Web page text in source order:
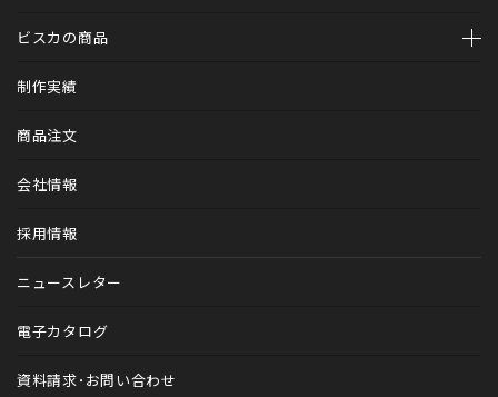
ビスカの商品
制作実績
商品注文
会社情報
採用情報
ニュースレター
電子カタログ
資料請求・お問い合わせ